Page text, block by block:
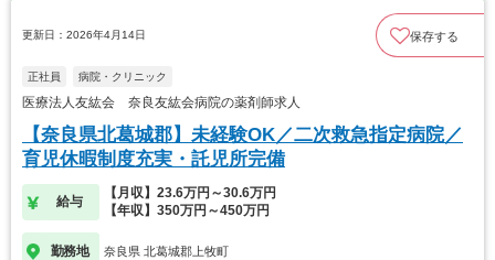
更新日：2026年4月14日 保存する
正社員 病院・クリニック
医療法人友紘会 奈良友紘会病院の薬剤師求人
【奈良県北葛城郡】未経験OK／二次救急指定病院／
育児休暇制度充実・託児所完備
給与
【月収】23.6万円～30.6万円
【年収】350万円～450万円
勤務地 奈良県 北葛城郡上牧町